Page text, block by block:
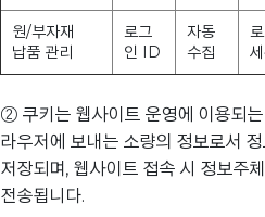
원/부자재
납품 관리
로그
인 ID
자동
수집
② 쿠키는 웹사이트 운영에 이용되
라우저에 보내는 소량의 정보로서
저장되며, 웹사이트 접속 시 정보주
전송됩니다.